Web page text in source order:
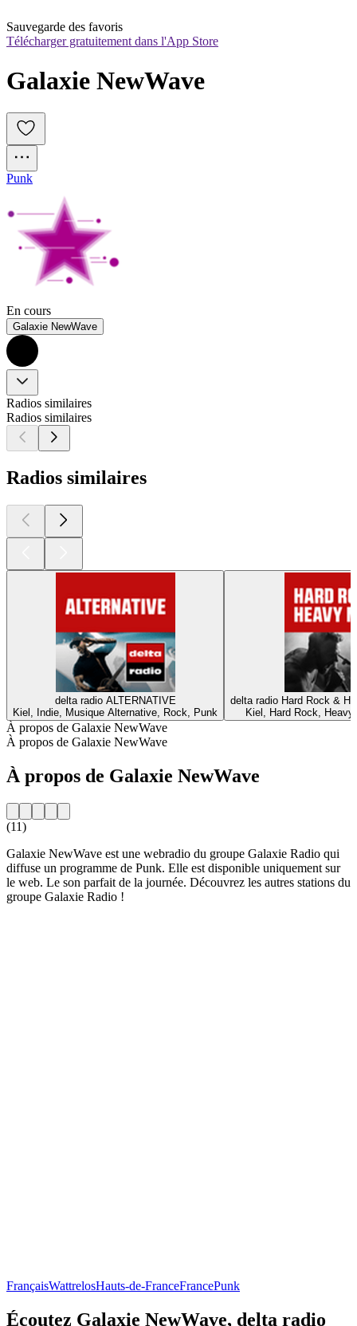
Sauvegarde des favoris
Télécharger gratuitement dans l'App Store
Galaxie NewWave
Punk
En cours
Galaxie NewWave
Radios similaires
Radios similaires
Radios similaires
delta radio ALTERNATIVE
Kiel, Indie, Musique Alternative, Rock, Punk
delta radio Hard Rock &
Kiel, Hard Rock,
À propos de Galaxie NewWave
À propos de Galaxie NewWave
À propos de Galaxie NewWave
(11)
Galaxie NewWave est une webradio du groupe Galaxie Radio qui
diffuse un programme de Punk. Elle est disponible uniquement sur
le web. Le son parfait de la journée. Découvrez les autres stations du
groupe Galaxie Radio !
FrançaisWattrelosHauts-de-FranceFrancePunk
Écoutez Galaxie NewWave, delta radio